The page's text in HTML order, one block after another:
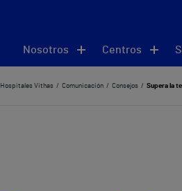
Nosotros Centros
Hospitales Vithas Comunicación Consejos Supera la